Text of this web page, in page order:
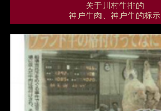
关于川村牛排的
神户牛肉、神户牛的标示